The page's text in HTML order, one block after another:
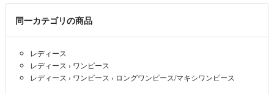
◉予告なく商品を削除する場合がございます。
の匂いやシワなど現状のお渡しにご協力ください。
同一カテゴリの商品
レディース
レディース › ワンピース
レディース › ワンピース › ロングワンピース/マキシワンピース